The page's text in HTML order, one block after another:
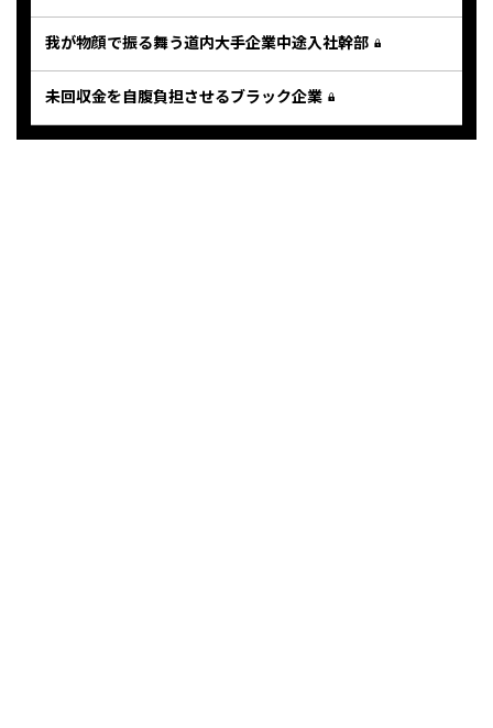
我が物顔で振る舞う道内大手企業中途入社幹部
未回収金を自腹負担させるブラック企業